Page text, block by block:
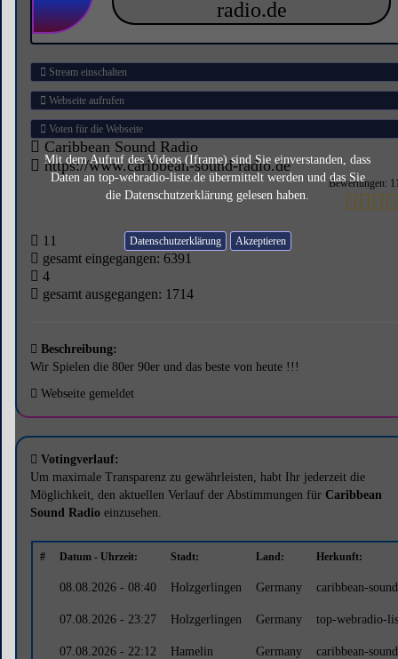
Mit dem Aufruf des Videos (Iframe) sind Sie einverstanden, dass
Daten an top-webradio-liste.de übermittelt werden und das Sie
die Datenschutzerklärung gelesen haben.
Datenschutzerklärung
Stream einschalten
Webseite aufrufen
Voten für die Webseite
Caribbean Sound Radio
https://www.caribbean-sound-radio.de
Bewertungen:
11
gesamt eingegangen: 6391
4
gesamt ausgegangen: 1714
Beschreibung:
Wir Spielen die 80er 90er und das beste von heute !!!
Webseite gemeldet
Votingverlauf:
Um maximale Transparenz zu gewährleisten, habt Ihr jederzeit die
Möglichkeit, den aktuellen Verlauf der Abstimmungen für Caribbean
Sound Radio einzusehen.
# Datum - Uhrzeit: Stadt: Land: Herkunft:
08.08.2026 - 08:40 Holzgerlingen Germany caribbean-
07.08.2026 - 23:27 Holzgerlingen Germany top-webradio-
07.08.2026 - 22:12 Hamelin Germany caribbean-